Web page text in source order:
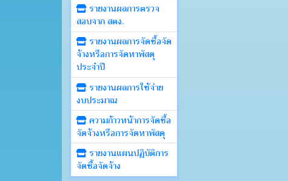
รายงานผลการตรวจ
สอบจาก สตง.
รายงานผลการจัดซื้อจัด
จ้างหรือการจัดหาพัสดุ
ประจำปี
รายงานผลการใช้จ่าย
งบประมาณ
ความก้าวหน้าการจัดซื้อ
จัดจ้างหรือการจัดหาพัสดุ
รายงานแผนปฏิบัติการ
จัดซื้อจัดจ้าง